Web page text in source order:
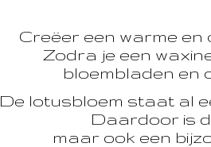
Creëer een warme
Zodra je een
bloembladen en
De lotusbloem staat al
Daardoor is
maar ook een